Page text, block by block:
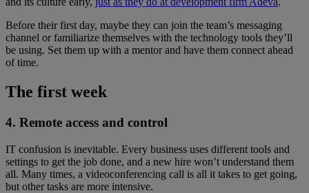
Before their first day, maybe they can join the team’s messaging
channel or familiarize themselves with the technology tools they’ll
be using. Set them up with a mentor and have them connect ahead
of time.
The first week
4. Remote access and control
IT confusion is inevitable. Every business uses different tools and
settings to get the job done, and a new hire won’t understand them
all. Many times, a videoconferencing call is all it takes to get going,
but other tasks are more intensive.